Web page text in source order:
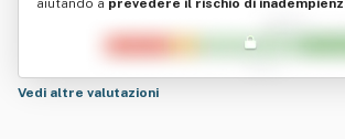
aiutando a prevedere il rischio di
Vedi altre valutazioni